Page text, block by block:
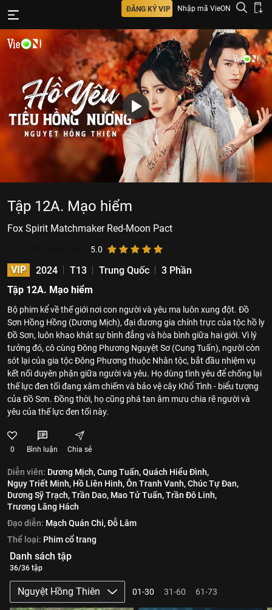
ĐĂNG KÝ VIP Nhập mã VieON
Tập 12A. Mạo hiểm
Fox Spirit Matchmaker Red-Moon Pact
5.0
VIP 2024 T13 Trung Quốc
3 Phần
Tập 12A. Mạo hiểm
Bộ phim kể về thế giới nơi con người và yêu ma luôn xung đột. Đồ
Sơn Hồng Hồng (Dương Mịch), đại đương gia chính trực của tộc hồ ly
Đồ Sơn, luôn khao khát sự bình đẳng và hòa bình giữa hai giới. Vì lý
tưởng đó, cô cùng Đông Phương Nguyệt Sơ (Cung Tuấn), người còn
sót lại của gia tộc Đông Phương thuộc Nhân tộc, bắt đầu nhiệm vụ
kết nối duyên phận giữa người và yêu. Họ dùng tình yêu để chống lại
thế lực đen tối đang xâm chiếm và bảo vệ cây Khổ Tình - biểu tượng
của Đồ Sơn. Đồng thời, họ cũng phá tan âm mưu chia rẽ người và
yêu của thế lực đen tối này.
0 Bình luận Chia sẻ
Diễn viên: Dương Mịch,Cung Tuấn,Quách Hiểu Đình,
Ngụy Triết Minh, Hồ Liên Hinh,Ôn Tranh Vanh,Chúc Tự Đan,
Dương Sỹ Trạch,Trần Dao, Mao Tử Tuấn,Trần Đô Linh,
Trương Lăng Hách
Đạo diễn: Mạch Quán Chi,Đỗ Lâm
Thể loại: Phim cổ trang
Danh sách tập
36/36 tập
Nguyệt Hồng Thiên 01-30 31-60 61-73